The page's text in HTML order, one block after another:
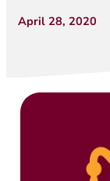
April 28, 2020